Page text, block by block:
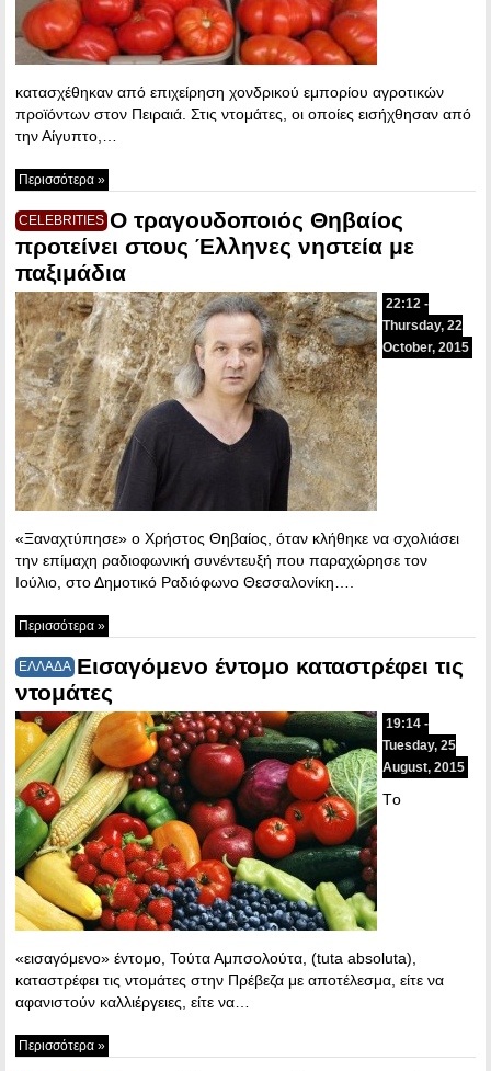
κατασχέθηκαν από επιχείρηση χονδρικού εμπορίου αγροτικών
προϊόντων στον Πειραιά. Στις ντομάτες, οι οποίες εισήχθησαν από
την Αίγυπτο,…
Περισσότερα »
CELEBRITIES Ο τραγουδοποιός Θηβαίος
προτείνει στους Έλληνες νηστεία με
παξιμάδια
22:12 -
Thursday, 22
October, 2015
«Ξαναχτύπησε» ο Χρήστος Θηβαίος, όταν κλήθηκε να σχολιάσει
την επίμαχη ραδιοφωνική συνέντευξή που παραχώρησε τον
Ιούλιο, στο Δημοτικό Ραδιόφωνο Θεσσαλονίκη….
Περισσότερα »
ΕΛΛΑΔΑ Εισαγόμενο έντομο καταστρέφει τις
ντομάτες
19:14 -
Tuesday, 25
August, 2015
Tο
«εισαγόμενο» έντομο, Τούτα Αμπσολούτα, (tuta absoluta),
καταστρέφει τις ντομάτες στην Πρέβεζα με αποτέλεσμα, είτε να
αφανιστούν καλλιέργειες, είτε να…
Περισσότερα »